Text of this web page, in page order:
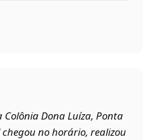
Dona Luíza, Ponta
chegou no horário, realizou